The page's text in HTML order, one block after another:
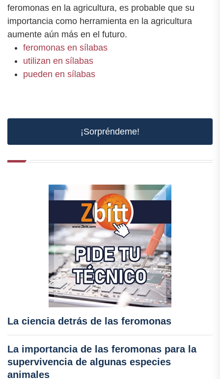
feromonas en la agricultura, es probable que su
importancia como herramienta en la agricultura
aumente aún más en el futuro.
feromonas en sílabas
utilizan en sílabas
pueden en sílabas
¡Sorpréndeme!
La ciencia detrás de las feromonas
La importancia de las feromonas para la
supervivencia de algunas especies
animales